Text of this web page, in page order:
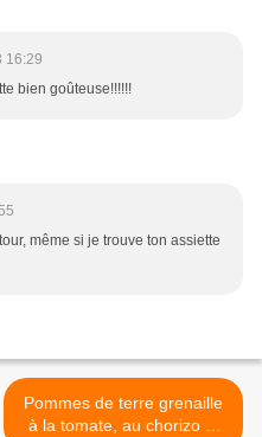
16:29
bien goûteuse!!!!!!
même si je trouve ton assiette
Pommes de terre grenaille
à la tomate, au chorizo et